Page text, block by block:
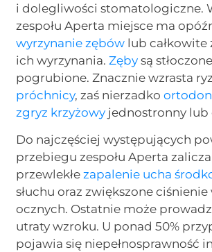
i dolegliwości stomatologiczne.
zespołu Aperta miejsce ma
wyrzynanie zębów lub całkowite
ich wyrzynania.Zęby są
pogrubione. Znacznie wzrasta
próchnicy, zaś nierzadko
zgryz krzyżowy jednostronny lub
Do najczęściej występujących
przebiegu zespołu Aperta
przewlekłezapalenie ucha
słuchu oraz zwiększone ciśnienie
ocznych. Ostatnie może
utraty wzroku. U ponad 50%
pojawia się niepełnosprawność